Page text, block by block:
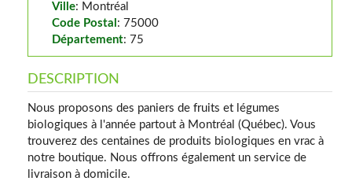
Ville: Montréal
Code Postal : 75000
Département: 75
DESCRIPTION
Nous proposons des paniers de fruits et légumes
biologiques à l'année partout à Montréal (Québec). Vous
trouverez des centaines de produits biologiques en vrac à
notre boutique. Nous offrons également un service de
livraison à domicile.